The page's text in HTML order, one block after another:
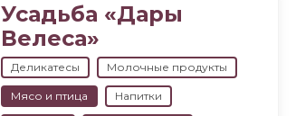
Усадьба «Дары
Велеса»
Деликатесы Молочные продукты
Мясо и птица Напитки